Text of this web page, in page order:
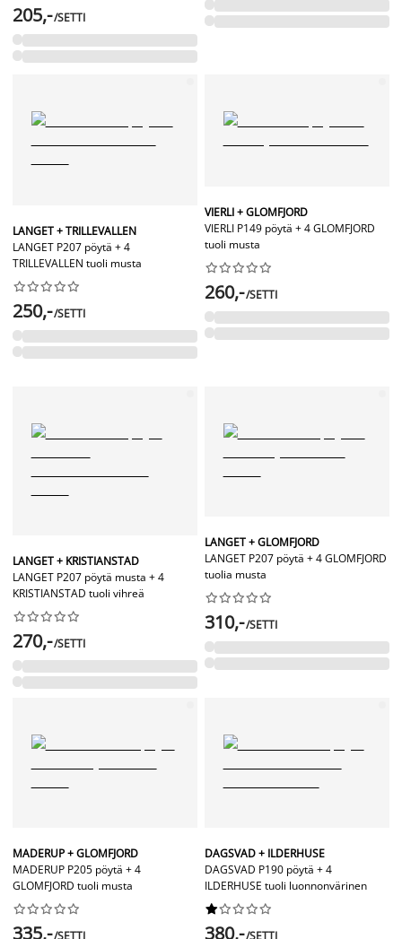
205,-/SETTI
LANGET + TRILLEVALLEN
LANGET P207 pöytä + 4
TRILLEVALLEN tuoli musta






250,-/SETTI
VIERLI + GLOMFJORD
VIERLI P149 pöytä + 4 GLOMFJORD
tuoli musta






260,-/SETTI
LANGET + KRISTIANSTAD
LANGET P207 pöytä musta + 4
KRISTIANSTAD tuoli vihreä






270,-/SETTI
LANGET + GLOMFJORD
LANGET P207 pöytä + 4 GLOMFJORD
tuolia musta






310,-/SETTI
MADERUP + GLOMFJORD
MADERUP P205 pöytä + 4
GLOMFJORD tuoli musta






335,-
DAGSVAD + ILDERHUSE
DAGSVAD P190 pöytä + 4
ILDERHUSE tuoli luonnonvärinen






380,-